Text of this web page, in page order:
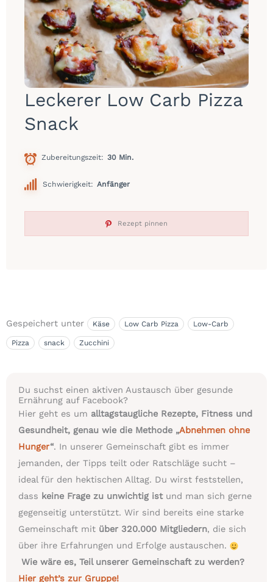
Leckerer Low Carb Pizza
Snack
Zubereitungszeit 30 Min.
Schwierigkeit: Anfänger
Rezept pinnen
Gespeichert unter Käse Low Carb Pizza Low-Carb
Pizza snack Zucchini
Du suchst einen aktiven Austausch über gesunde
Ernährung auf Facebook?
Hier geht es um alltagstaugliche Rezepte, Fitness und
Gesundheit, genau wie die Methode „Abnehmen ohne
Hunger“. In unserer Gemeinschaft gibt es immer
jemanden, der Tipps teilt oder Ratschläge sucht –
ideal für den hektischen Alltag. Du wirst feststellen,
dass keine Frage zu unwichtig istund man sich gerne
gegenseitig unterstützt. Wir sind bereits eine starke
Gemeinschaft mit über 320.000 Mitgliedern, die sich
über ihre Erfahrungen und Erfolge austauschen.
Wie wäre es, Teil unserer Gemeinschaft zu werden?
Hier geht’s zur Gruppe!